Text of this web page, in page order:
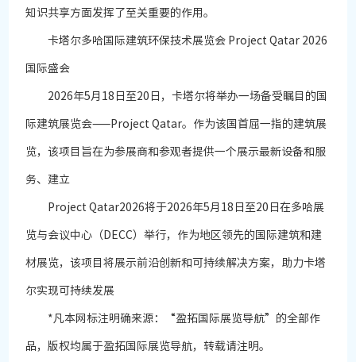
知识共享方面发挥了至关重要的作用。
卡塔尔多哈国际建筑环保技术展览会 Project Qatar 2026
国际盛会
2026年5月18日至20日，卡塔尔将举办一场备受瞩目的国
际建筑展览会——Project Qatar。作为该国首屈一指的建筑展
览，该项目旨在为参展商和参观者提供一个展示最新设备和服
务、建立
Project Qatar2026将于2026年5月18日至20日在多哈展
览与会议中心（DECC）举行，作为地区领先的国际建筑和建
材展览，该项目将展示前沿创新和可持续解决方案，助力卡塔
尔实现可持续发展
*凡本网标注明确来源：“盈拓国际展览导航”的全部作
品，版权均属于盈拓国际展览导航，转载请注明。